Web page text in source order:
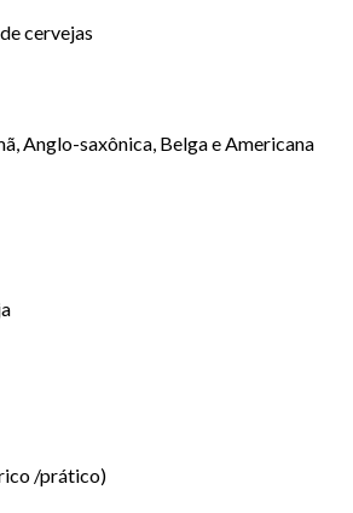
cervejas
Anglo-saxônica, Belga e Americana
/prático)